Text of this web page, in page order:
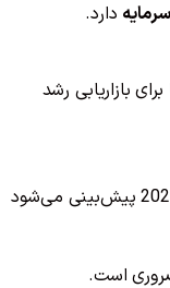
دارد.
بازاریابی رشد
فروش جهانی e-commerce در سال 2025 پیش‌بینی می‌شود
است.